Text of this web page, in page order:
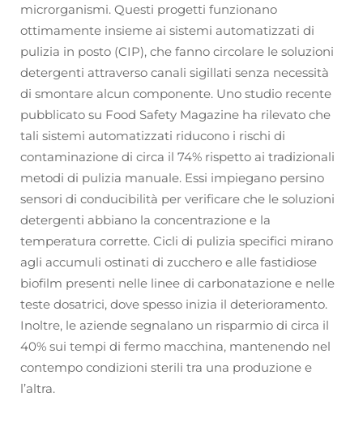
microrganismi. Questi progetti funzionano
ottimamente insieme ai sistemi automatizzati di
pulizia in posto (CIP), che fanno circolare le soluzioni
detergenti attraverso canali sigillati senza necessità
di smontare alcun componente. Uno studio recente
pubblicato su Food Safety Magazine ha rilevato che
tali sistemi automatizzati riducono i rischi di
contaminazione di circa il 74% rispetto ai tradizionali
metodi di pulizia manuale. Essi impiegano persino
sensori di conducibilità per verificare che le soluzioni
detergenti abbiano la concentrazione e la
temperatura corrette. Cicli di pulizia specifici mirano
agli accumuli ostinati di zucchero e alle fastidiose
biofilm presenti nelle linee di carbonatazione e nelle
teste dosatrici, dove spesso inizia il deterioramento.
Inoltre, le aziende segnalano un risparmio di circa il
40% sui tempi di fermo macchina, mantenendo nel
contempo condizioni sterili tra una produzione e
l’altra.